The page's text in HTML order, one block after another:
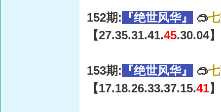
152期: 『绝世风华』 🥽
【27.35.31.41.45.30.04】
153期: 『绝世风华』 🥽
【17.18.26.33.37.15.41】